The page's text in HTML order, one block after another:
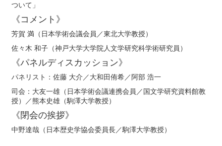
ついて」
《コメント》
芳賀 満（日本学術会議会員／東北大学教授）
佐々木 和子（神戸大学大学院人文学研究科学術研究員）
《パネルディスカッション》
パネリスト：佐藤 大介／大和田侑希／阿部 浩一
司会：大友一雄（日本学術会議連携会員／国文学研究資料館教
授）／熊本史雄（駒澤大学教授）
《閉会の挨拶》
中野達哉（日本歴史学協会委員長／駒澤大学教授）